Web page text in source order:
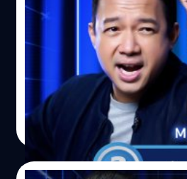
ต้องเปิดกล่องก็ได้ของรา
ส้ม-มารี เออเจนี เลอเลย์ เธอเป็น
LG STARZ TALENT รายการเ
สามารถเข้าสู่วงการบันเทิง ก่อน
“Wink” ซึ่งทำให้เธอเป็นที่รู้จักจ
นักแสดง, ศิลปิน, พิธีกร รวมไปถึ
Noparat Monchaitanapat| 1786
Read More